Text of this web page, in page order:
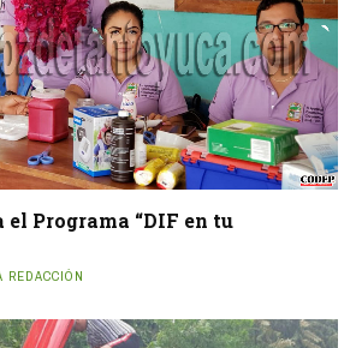
el Programa “DIF en tu
REDACCIÓN